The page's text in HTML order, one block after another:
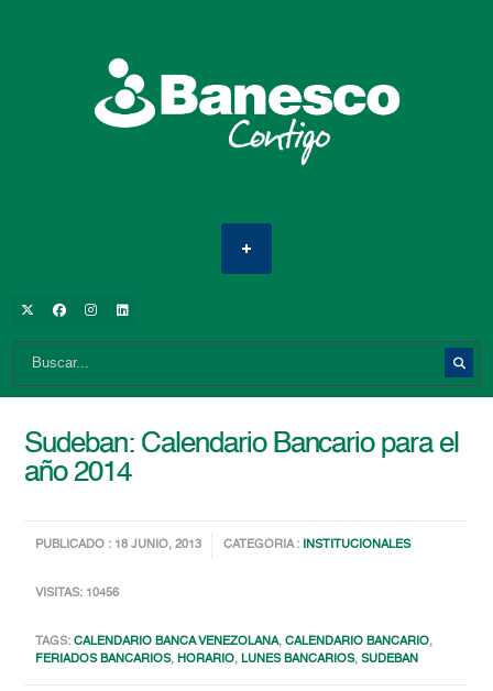
Sudeban: Calendario Bancario para el
año 2014
PUBLICADO : 18 JUNIO, 2013 CATEGORIA : INSTITUCIONALES
VISITAS: 10456
TAGS:CALENDARIO BANCA VENEZOLANA,CALENDARIO BANCARIO,
FERIADOS BANCARIOS,HORARIO,LUNES BANCARIOS,SUDEBAN